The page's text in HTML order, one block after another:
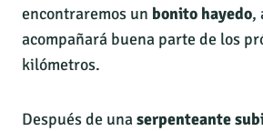
encontraremos un bonito hayedo,
acompañará buena parte de los
kilómetros.
Después de unaserpenteante